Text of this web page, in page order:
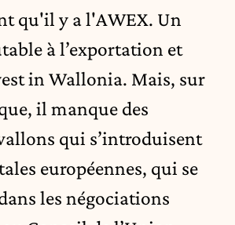
qu'il y a l'AWEX. Un
à l’exportation et
in Wallonia. Mais, sur
il manque des
qui s’introduisent
européennes, qui se
les négociations